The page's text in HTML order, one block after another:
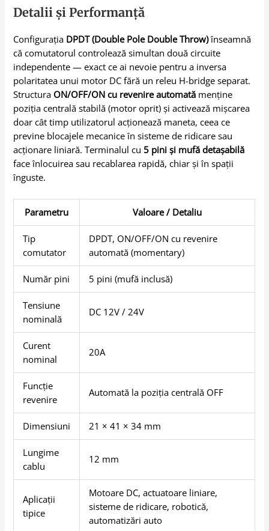
Detalii și Performanță
Configurația DPDT (Double Pole Double Throw)înseamnă
că comutatorul controlează simultan două circuite
independente — exact ce ai nevoie pentru a inversa
polaritatea unui motor DC fără un releu H-bridge separat.
Structura ON/OFF/ON cu revenire automată menține
poziția centrală stabilă (motor oprit) și activează mișcarea
doar cât timp utilizatorul acționează maneta, ceea ce
previne blocajele mecanice în sisteme de ridicare sau
acționare liniară. Terminalul cu 5 pini și mufă detașabilă
face înlocuirea sau recablarea rapidă, chiar și în spații
înguste.
Parametru Valoare / Detaliu
Tip
comutator
DPDT, ON/OFF/ON cu revenire
automată (momentary)
Număr pini 5 pini (mufă inclusă)
Tensiune
nominală
DC 12V / 24V
Curent
nominal
20A
Funcție
revenire
Automată la poziția centrală OFF
Dimensiuni 21 × 41 × 34 mm
Lungime
cablu
12 mm
Aplicații
tipice
Motoare DC, actuatoare liniare,
sisteme de ridicare, robotică,
automatizări auto